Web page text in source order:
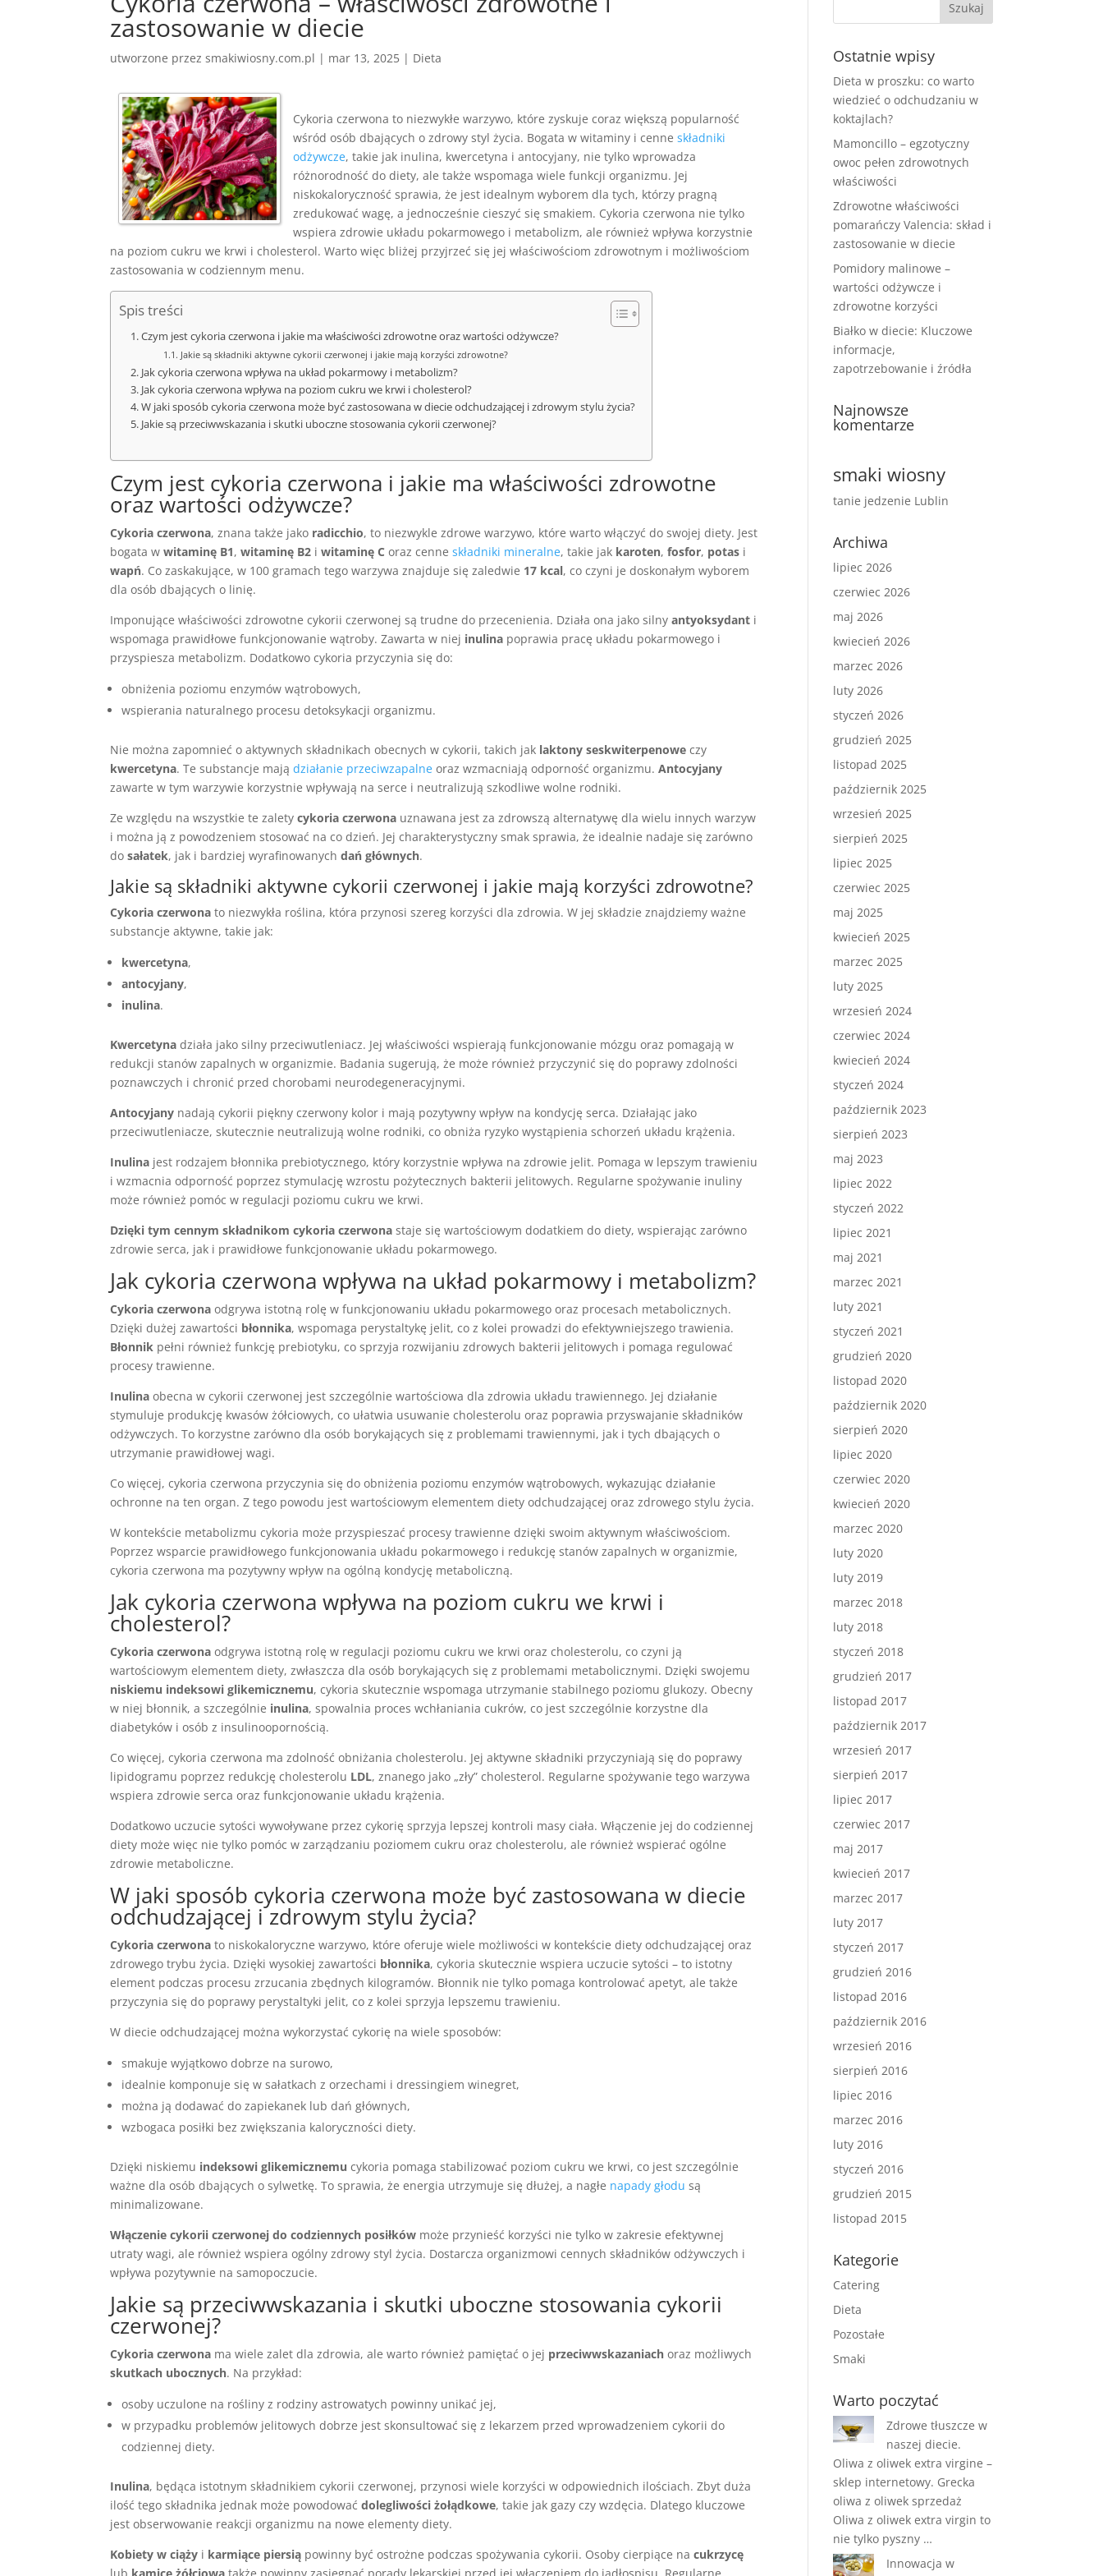
zastosowanie w diecie
utworzone przezsmakiwiosny.com.pl | mar 13, 2025 | Dieta
Cykoria czerwona to niezwykłe warzywo, które zyskuje coraz większą popularność
wśród osób dbających o zdrowy styl życia. Bogata w witaminy i cenneskładniki
odżywcze, takie jak inulina, kwercetyna i antocyjany, nie tylko wprowadza
różnorodność do diety, ale także wspomaga wiele funkcji organizmu. Jej
niskokaloryczność sprawia, że jest idealnym wyborem dla tych, którzy pragną
zredukować wagę, a jednocześnie cieszyć się smakiem. Cykoria czerwona nie tylko
wspiera zdrowie układu pokarmowego i metabolizm, ale również wpływa korzystnie
na poziom cukru we krwi i cholesterol. Warto więc bliżej przyjrzeć się jej właściwościom zdrowotnym i możliwościom
zastosowania w codziennym menu.
Spis treści
Czym jest cykoria czerwona i jakie ma właściwości zdrowotne oraz wartości odżywcze?
Jakie są składniki aktywne cykorii czerwonej i jakie mają korzyści zdrowotne?
Jak cykoria czerwona wpływa na układ pokarmowy i metabolizm?
Jak cykoria czerwona wpływa na poziom cukru we krwi i cholesterol?
W jaki sposób cykoria czerwona może być zastosowana w diecie odchudzającej i zdrowym stylu życia?
Jakie są przeciwwskazania i skutki uboczne stosowania cykorii czerwonej?
Czym jest cykoria czerwona i jakie ma właściwości zdrowotne
oraz wartości odżywcze?
Cykoria czerwona, znana także jako radicchio, to niezwykle zdrowe warzywo, które warto włączyć do swojej diety. Jest
bogata wwitaminę B1,witaminę B2 iwitaminę C oraz cenneskładniki mineralne, takie jak karoten,fosfor, potas i
wapń. Co zaskakujące, w 100 gramach tego warzywa znajduje się zaledwie 17 kcal, co czyni je doskonałym wyborem
dla osób dbających o linię.
Imponujące właściwości zdrowotne cykorii czerwonej są trudne do przecenienia. Działa ona jako silnyantyoksydant i
wspomaga prawidłowe funkcjonowanie wątroby. Zawarta w niej inulina poprawia pracę układu pokarmowego i
przyspiesza metabolizm. Dodatkowo cykoria przyczynia się do:
obniżenia poziomu enzymów wątrobowych,
wspierania naturalnego procesu detoksykacji organizmu.
Nie można zapomnieć o aktywnych składnikach obecnych w cykorii, takich jak laktony seskwiterpenowe czy
kwercetyna. Te substancje majądziałanie przeciwzapalne oraz wzmacniają odporność organizmu.Antocyjany
zawarte w tym warzywie korzystnie wpływają na serce i neutralizują szkodliwe wolne rodniki.
Ze względu na wszystkie te zaletycykoria czerwona uznawana jest za zdrowszą alternatywę dla wielu innych warzyw
i można ją z powodzeniem stosować na co dzień. Jej charakterystyczny smak sprawia, że idealnie nadaje się zarówno
dosałatek, jak i bardziej wyrafinowanychdań głównych.
Jakie są składniki aktywne cykorii czerwonej i jakie mają korzyści zdrowotne?
Cykoria czerwona to niezwykła roślina, która przynosi szereg korzyści dla zdrowia. W jej składzie znajdziemy ważne
substancje aktywne, takie jak:
kwercetyna,
antocyjany,
inulina.
Kwercetyna działa jako silny przeciwutleniacz. Jej właściwości wspierają funkcjonowanie mózgu oraz pomagają w
redukcji stanów zapalnych w organizmie. Badania sugerują, że może również przyczynić się do poprawy zdolności
poznawczych i chronić przed chorobami neurodegeneracyjnymi.
Antocyjany nadają cykorii piękny czerwony kolor i mają pozytywny wpływ na kondycję serca. Działając jako
przeciwutleniacze, skutecznie neutralizują wolne rodniki, co obniża ryzyko wystąpienia schorzeń układu krążenia.
Inulina jest rodzajem błonnika prebiotycznego, który korzystnie wpływa na zdrowie jelit. Pomaga w lepszym trawieniu
i wzmacnia odporność poprzez stymulację wzrostu pożytecznych bakterii jelitowych. Regularne spożywanie inuliny
może również pomóc w regulacji poziomu cukru we krwi.
Dzięki tym cennym składnikom cykoria czerwona staje się wartościowym dodatkiem do diety, wspierając zarówno
zdrowie serca, jak i prawidłowe funkcjonowanie układu pokarmowego.
Jak cykoria czerwona wpływa na układ pokarmowy i metabolizm?
Cykoria czerwona odgrywa istotną rolę w funkcjonowaniu układu pokarmowego oraz procesach metabolicznych.
Dzięki dużej zawartości błonnika, wspomaga perystaltykę jelit, co z kolei prowadzi do efektywniejszego trawienia.
Błonnik pełni również funkcję prebiotyku, co sprzyja rozwijaniu zdrowych bakterii jelitowych i pomaga regulować
procesy trawienne.
Inulina obecna w cykorii czerwonej jest szczególnie wartościowa dla zdrowia układu trawiennego. Jej działanie
stymuluje produkcję kwasów żółciowych, co ułatwia usuwanie cholesterolu oraz poprawia przyswajanie składników
odżywczych. To korzystne zarówno dla osób borykających się z problemami trawiennymi, jak i tych dbających o
utrzymanie prawidłowej wagi.
Co więcej, cykoria czerwona przyczynia się do obniżenia poziomu enzymów wątrobowych, wykazując działanie
ochronne na ten organ. Z tego powodu jest wartościowym elementem diety odchudzającej oraz zdrowego stylu życia.
W kontekście metabolizmu cykoria może przyspieszać procesy trawienne dzięki swoim aktywnym właściwościom.
Poprzez wsparcie prawidłowego funkcjonowania układu pokarmowego i redukcję stanów zapalnych w organizmie,
cykoria czerwona ma pozytywny wpływ na ogólną kondycję metaboliczną.
Jak cykoria czerwona wpływa na poziom cukru we krwi i
cholesterol?
Cykoria czerwona odgrywa istotną rolę w regulacji poziomu cukru we krwi oraz cholesterolu, co czyni ją
wartościowym elementem diety, zwłaszcza dla osób borykających się z problemami metabolicznymi. Dzięki swojemu
niskiemu indeksowi glikemicznemu, cykoria skutecznie wspomaga utrzymanie stabilnego poziomu glukozy. Obecny
w niej błonnik, a szczególnie inulina, spowalnia proces wchłaniania cukrów, co jest szczególnie korzystne dla
diabetyków i osób z insulinoopornością.
Co więcej, cykoria czerwona ma zdolność obniżania cholesterolu. Jej aktywne składniki przyczyniają się do poprawy
lipidogramu poprzez redukcję cholesterolu LDL, znanego jako „zły” cholesterol. Regularne spożywanie tego warzywa
wspiera zdrowie serca oraz funkcjonowanie układu krążenia.
Dodatkowo uczucie sytości wywoływane przez cykorię sprzyja lepszej kontroli masy ciała. Włączenie jej do codziennej
diety może więc nie tylko pomóc w zarządzaniu poziomem cukru oraz cholesterolu, ale również wspierać ogólne
zdrowie metaboliczne.
W jaki sposób cykoria czerwona może być zastosowana w diecie
odchudzającej i zdrowym stylu życia?
Cykoria czerwona to niskokaloryczne warzywo, które oferuje wiele możliwości w kontekście diety odchudzającej oraz
zdrowego trybu życia. Dzięki wysokiej zawartości błonnika, cykoria skutecznie wspiera uczucie sytości – to istotny
element podczas procesu zrzucania zbędnych kilogramów. Błonnik nie tylko pomaga kontrolować apetyt, ale także
przyczynia się do poprawy perystaltyki jelit, co z kolei sprzyja lepszemu trawieniu.
W diecie odchudzającej można wykorzystać cykorię na wiele sposobów:
smakuje wyjątkowo dobrze na surowo,
idealnie komponuje się w sałatkach z orzechami i dressingiem winegret,
można ją dodawać do zapiekanek lub dań głównych,
wzbogaca posiłki bez zwiększania kaloryczności diety.
Dzięki niskiemu indeksowi glikemicznemu cykoria pomaga stabilizować poziom cukru we krwi, co jest szczególnie
ważne dla osób dbających o sylwetkę. To sprawia, że energia utrzymuje się dłużej, a nagłe napady głodu są
minimalizowane.
Włączenie cykorii czerwonej do codziennych posiłków może przynieść korzyści nie tylko w zakresie efektywnej
utraty wagi, ale również wspiera ogólny zdrowy styl życia. Dostarcza organizmowi cennych składników odżywczych i
wpływa pozytywnie na samopoczucie.
Jakie są przeciwwskazania i skutki uboczne stosowania cykorii
czerwonej?
Cykoria czerwona ma wiele zalet dla zdrowia, ale warto również pamiętać o jej przeciwwskazaniach oraz możliwych
skutkach ubocznych. Na przykład:
osoby uczulone na rośliny z rodziny astrowatych powinny unikać jej,
w przypadku problemów jelitowych dobrze jest skonsultować się z lekarzem przed wprowadzeniem cykorii do
codziennej diety.
Inulina, będąca istotnym składnikiem cykorii czerwonej, przynosi wiele korzyści w odpowiednich ilościach. Zbyt duża
ilość tego składnika jednak może powodowaćdolegliwości żołądkowe, takie jak gazy czy wzdęcia. Dlatego kluczowe
jest obserwowanie reakcji organizmu na nowe elementy diety.
Kobiety w ciąży i karmiące piersią powinny być ostrożne podczas spożywania cykorii. Osoby cierpiące nacukrzycę
Ostatnie wpisy
Dieta w proszku: co warto
wiedzieć o odchudzaniu w
koktajlach?
Mamoncillo – egzotyczny
owoc pełen zdrowotnych
właściwości
Zdrowotne właściwości
pomarańczy Valencia: skład i
zastosowanie w diecie
Pomidory malinowe –
wartości odżywcze i
zdrowotne korzyści
Białko w diecie: Kluczowe
informacje,
zapotrzebowanie i źródła
Najnowsze
komentarze
smaki wiosny
tanie jedzenie Lublin
Archiwa
lipiec 2026
czerwiec 2026
maj 2026
kwiecień 2026
marzec 2026
luty 2026
styczeń 2026
grudzień 2025
listopad 2025
październik 2025
wrzesień 2025
sierpień 2025
lipiec 2025
czerwiec 2025
maj 2025
kwiecień 2025
marzec 2025
luty 2025
wrzesień 2024
czerwiec 2024
kwiecień 2024
styczeń 2024
październik 2023
sierpień 2023
maj 2023
lipiec 2022
styczeń 2022
lipiec 2021
maj 2021
marzec 2021
luty 2021
styczeń 2021
grudzień 2020
listopad 2020
październik 2020
sierpień 2020
lipiec 2020
czerwiec 2020
kwiecień 2020
marzec 2020
luty 2020
luty 2019
marzec 2018
luty 2018
styczeń 2018
grudzień 2017
listopad 2017
październik 2017
wrzesień 2017
sierpień 2017
lipiec 2017
czerwiec 2017
maj 2017
kwiecień 2017
marzec 2017
luty 2017
styczeń 2017
grudzień 2016
listopad 2016
październik 2016
wrzesień 2016
sierpień 2016
lipiec 2016
marzec 2016
luty 2016
styczeń 2016
grudzień 2015
listopad 2015
Kategorie
Catering
Dieta
Pozostałe
Smaki
Warto poczytać
Zdrowe tłuszcze w
naszej diecie.
Oliwa z oliwek extra virgine –
sklep internetowy. Grecka
oliwa z oliwek sprzedaż
Oliwa z oliwek extra virgin to
nie tylko pyszny …
Innowacja w